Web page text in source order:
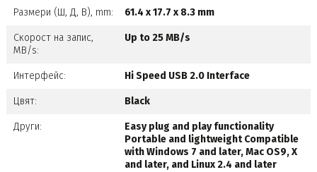
Размери (Ш, Д, В), mm: 61.4 x 17.7 x 8.3 mm
Скорост на запис,
MB/s:
Up to 25 MB/s
Интерфейс: Hi Speed USB 2.0 Interface
Цвят: Black
Други:
Easy plug and play functionality
Portable and lightweight Compatible
with Windows 7 and later, Mac OS9, X
and later, and Linux 2.4 and later